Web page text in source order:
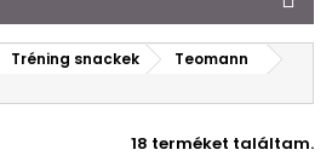
Tréning snackek
Teomann
18 terméket találtam.